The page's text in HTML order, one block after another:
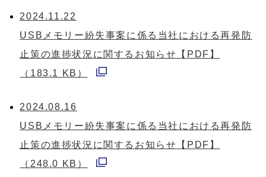
開
く
ィ
ン
ド
開
く
2024.11.22
USBメモリー紛失事案に係る当社における再発防
止策の進捗状況に関するお知らせ 【PDF】
（183.1 KB）
ィ
ン
ド
2024.08.16
USBメモリー紛失事案に係る当社における再発防
止策の進捗状況に関するお知らせ 【PDF】
（248.0 KB）